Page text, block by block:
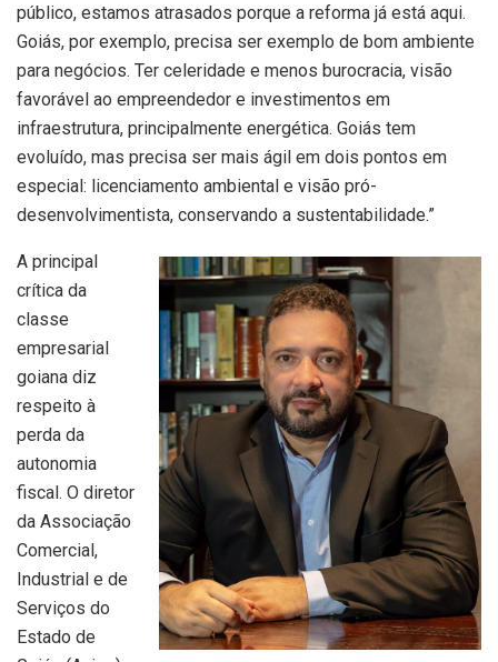
público, estamos atrasados porque a reforma já está aqui.
Goiás, por exemplo, precisa ser exemplo de bom ambiente
para negócios. Ter celeridade e menos burocracia, visão
favorável ao empreendedor e investimentos em
infraestrutura, principalmente energética. Goiás tem
evoluído, mas precisa ser mais ágil em dois pontos em
especial: licenciamento ambiental e visão pró-
desenvolvimentista, conservando a sustentabilidade.”
A principal
crítica da
classe
empresarial
goiana diz
respeito à
perda da
autonomia
fiscal. O diretor
da Associação
Comercial,
Industrial e de
Serviços do
Estado de